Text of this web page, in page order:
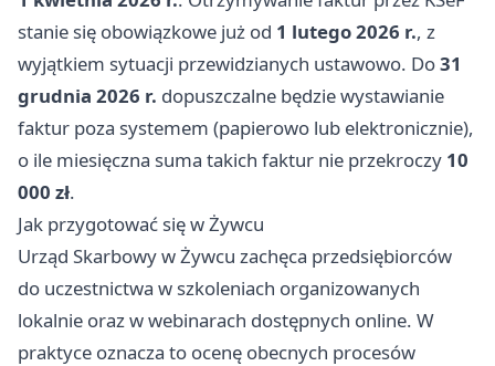
stanie się obowiązkowe już od 1 lutego 2026 r., z
wyjątkiem sytuacji przewidzianych ustawowo. Do31
grudnia 2026 r. dopuszczalne będzie wystawianie
faktur poza systemem (papierowo lub elektronicznie),
o ile miesięczna suma takich faktur nie przekroczy 10
000 zł.
Jak przygotować się w Żywcu
Urząd Skarbowy w Żywcu zachęca przedsiębiorców
do uczestnictwa w szkoleniach organizowanych
lokalnie oraz w webinarach dostępnych online. W
praktyce oznacza to ocenę obecnych procesów